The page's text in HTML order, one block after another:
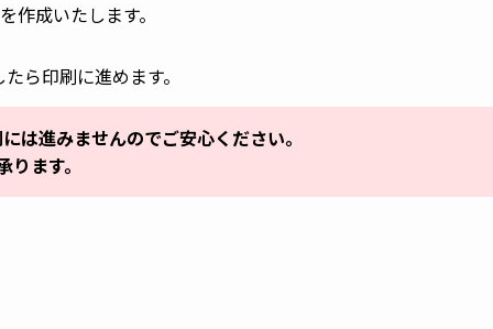
作成いたします。
ら印刷に進めます。
は進みませんのでご安心ください。
ます。